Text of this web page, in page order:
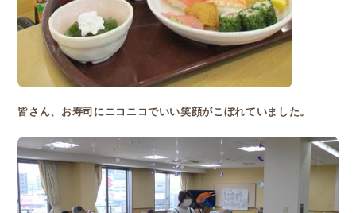
皆さん、お寿司にニコニコでいい笑顔がこぼれていました。